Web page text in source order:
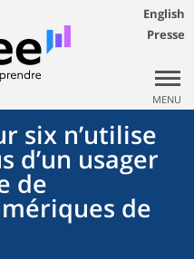
English
Presse
MENU
six n’utilise
d’un usager
de
de